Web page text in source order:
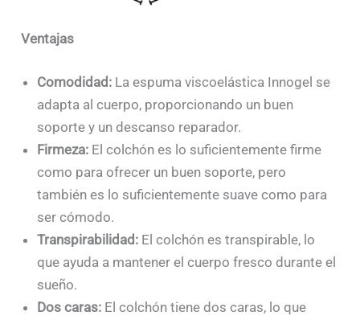
Ventajas
Comodidad: La espuma viscoelástica Innogel se
adapta al cuerpo, proporcionando un buen
soporte y un descanso reparador.
Firmeza: El colchón es lo suficientemente firme
como para ofrecer un buen soporte, pero
también es lo suficientemente suave como para
ser cómodo.
Transpirabilidad: El colchón es transpirable, lo
que ayuda a mantener el cuerpo fresco durante el
sueño.
Dos caras: El colchón tiene dos caras, lo que